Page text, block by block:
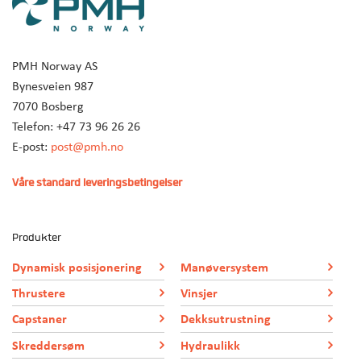
PMH Norway AS
Bynesveien 987
7070 Bosberg
Telefon: +47 73 96 26 26
E-post: post@pmh.no
Våre standard leveringsbetingelser
Produkter
Dynamisk posisjonering
Manøversystem
Thrustere
Vinsjer
Capstaner
Dekksutrustning
Skreddersøm
Hydraulikk